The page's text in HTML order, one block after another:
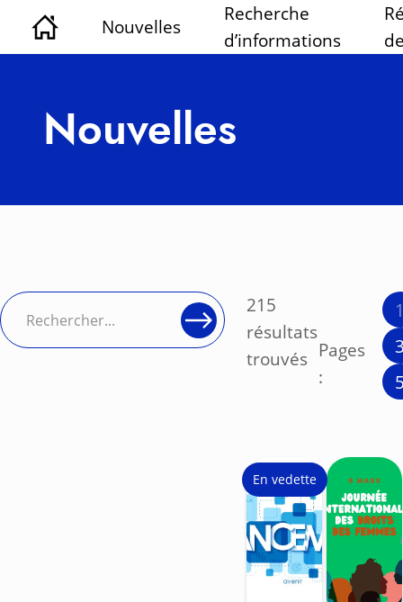
Nouvelles
Recherche
d’informations
Nouvelles
215
résultats
trouvés Pages
:
En vedette